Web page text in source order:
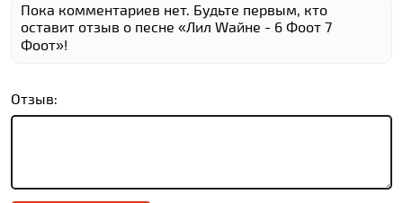
Пока комментариев нет. Будьте первым, кто
оставит отзыв о песне «Лил Wайне - 6 Фоот 7
Фоот»!
Отзыв: